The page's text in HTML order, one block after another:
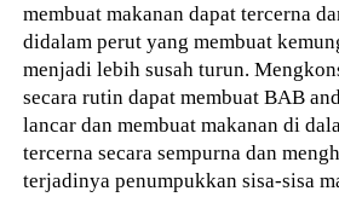
membuat makanan dapat tercerna
didalam perut yang membuat
menjadi lebih susah turun.
secara rutin dapat membuat BAB
lancar dan membuat makanan di
tercerna secara sempurna dan
terjadinya penumpukkan sisa-sisa